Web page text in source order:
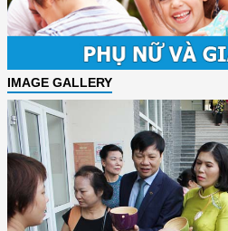
IMAGE GALLERY